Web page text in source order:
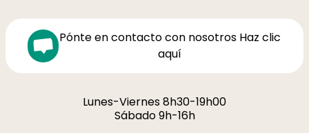
Pónte en contacto con nosotros Haz clic
aquí
Lunes-Viernes 8h30-19h00
Sábado 9h-16h